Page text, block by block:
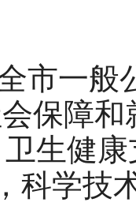
市一般
保障和
卫生健
科学技